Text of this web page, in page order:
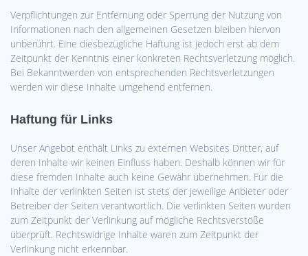
Verpflichtungen zur Entfernung oder Sperrung der Nutzung von
Informationen nach den allgemeinen Gesetzen bleiben hiervon
unberührt. Eine diesbezügliche Haftung ist jedoch erst ab dem
Zeitpunkt der Kenntnis einer konkreten Rechtsverletzung möglich.
Bei Bekanntwerden von entsprechenden Rechtsverletzungen
werden wir diese Inhalte umgehend entfernen.
Haftung für Links
Unser Angebot enthält Links zu externen Websites Dritter, auf
deren Inhalte wir keinen Einfluss haben. Deshalb können wir für
diese fremden Inhalte auch keine Gewähr übernehmen. Für die
Inhalte der verlinkten Seiten ist stets der jeweilige Anbieter oder
Betreiber der Seiten verantwortlich. Die verlinkten Seiten wurden
zum Zeitpunkt der Verlinkung auf mögliche Rechtsverstöße
überprüft. Rechtswidrige Inhalte waren zum Zeitpunkt der
Verlinkung nicht erkennbar.